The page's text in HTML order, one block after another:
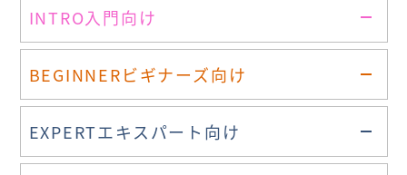
INTRO入門向け
BEGINNERビギナーズ向け
EXPERTエキスパート向け